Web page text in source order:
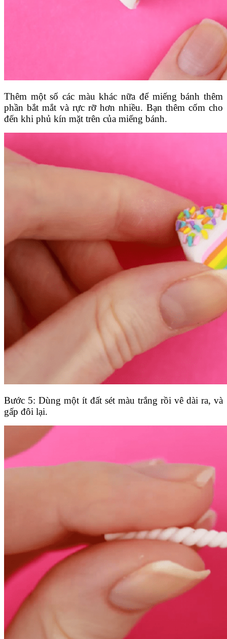
Thêm một số các màu khác nữa để miếng bánh thêm
phần bắt mắt và rực rỡ hơn nhiều. Bạn thêm cốm cho
đến khi phủ kín mặt trên của miếng bánh.
Bước 5: Dùng một ít đất sét màu trắng rồi vê dài ra, và
gấp đôi lại.